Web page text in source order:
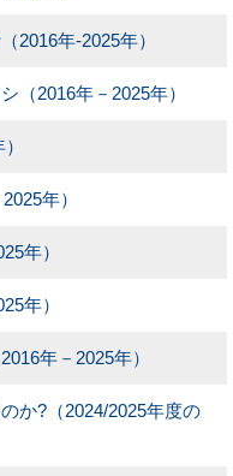
2016年-2025年）
（2016年－2025年）
年）
年）
年）
年－2025年）
か?（2024/2025年度の